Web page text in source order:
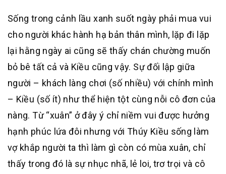
Sống trong cảnh lầu xanh suốt ngày phải mua vui
cho người khác hành hạ bản thân mình, lặp đi lặp
lại hằng ngày ai cũng sẽ thấy chán chường muốn
bỏ bê tất cả và Kiều cũng vậy. Sự đối lập giữa
người – khách làng chơi (số nhiều) với chính mình
– Kiều (số ít) như thể hiện tột cùng nỗi cô đơn của
nàng. Từ “xuân” ở đây ý chỉ niềm vui được hưởng
hạnh phúc lứa đôi nhưng với Thúy Kiều sống làm
vợ khắp người ta thì làm gì còn có mùa xuân, chỉ
thấy trong đó là sự nhục nhã, lẻ loi, trơ trọi và cô